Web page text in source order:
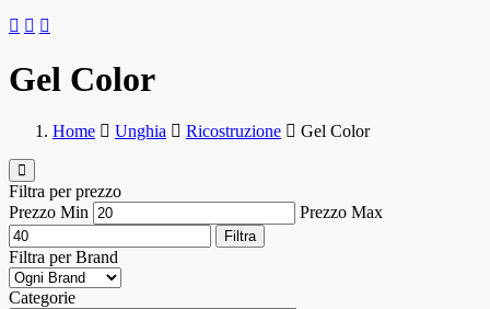
Gel Color
Home Unghia Ricostruzione Gel Color
Filtra per prezzo
Prezzo Min
Prezzo Max
Filtra
Filtra per Brand
Categorie